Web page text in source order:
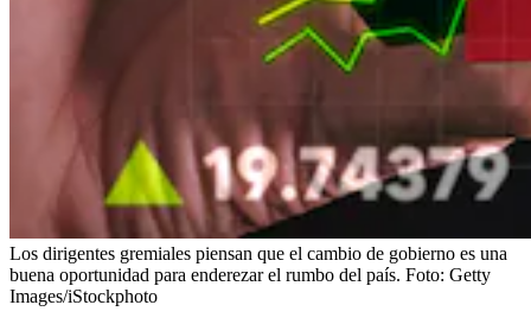
Los dirigentes gremiales piensan que el cambio de gobierno es una
buena oportunidad para enderezar el rumbo del país. Foto: Getty
Images/iStockphoto